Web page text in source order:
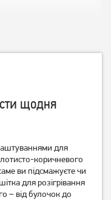
грн
щодня
для
коричневого
ви підсмажуєте чи
для розігрівання
– від булочок до